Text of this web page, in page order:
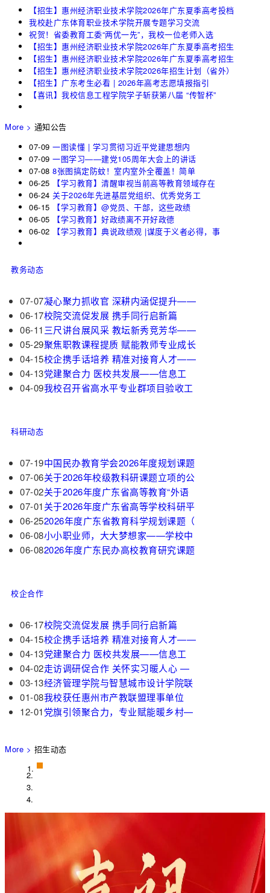
【招生】惠州经济职业技术学院2026年广东夏季高考投档
我校赴广东体育职业技术学院开展专题学习交流
祝贺！省委教育工委“两优一先”，我校一位老师入选
【招生】惠州经济职业技术学院2026年广东夏季高考招生
【招生】惠州经济职业技术学院2026年广东夏季高考招生
【招生】惠州经济职业技术学院2026年招生计划（省外）
【招生】广东考生必看 | 2026年高考志愿填报指引
【喜讯】我校信息工程学院学子斩获第八届 “传智杯”
More > 通知公告
07-09 一图读懂 | 学习贯彻习近平党建思想内
07-09 一图学习——建党105周年大会上的讲话
07-08 8张图搞定防蚊！室内室外全覆盖！简单
06-25
【学习教育】清醒审视当前高等教育领域存在
06-24 关于2026年先进基层党组织、优秀党务工
06-15
【学习教育】@党员、干部，这些政绩
06-05
【学习教育】好政绩离不开好政德
06-02
【学习教育】典说政绩观 |谋度于义者必得，事
教务动态
07-07凝心聚力抓收官 深耕内涵促提升——
06-17校院交流促发展 携手同行启新篇
06-11三尺讲台展风采 教坛新秀竞芳华——
05-29聚焦职教课程提质 赋能教师专业成长
04-15校企携手话培养 精准对接育人才——
04-13党建聚合力 医校共发展——信息工
04-09我校召开省高水平专业群项目验收工
科研动态
07-19中国民办教育学会2026年度规划课题
07-06关于2026年校级教科研课题立项的公
07-02关于2026年度广东省高等教育“外语
07-01关于2026年度广东省高等学校科研平
06-252026年度广东省教育科学规划课题（
06-08小小职业师，大大梦想家——学校中
06-082026年度广东民办高校教育研究课题
校企合作
06-17校院交流促发展 携手同行启新篇
04-15校企携手话培养 精准对接育人才——
04-13党建聚合力 医校共发展——信息工
04-02走访调研促合作 关怀实习暖人心 —
03-13经济管理学院与智慧城市设计学院联
01-08我校获任惠州市产教联盟理事单位
12-01党旗引领聚合力，专业赋能暖乡村—
More > 招生动态